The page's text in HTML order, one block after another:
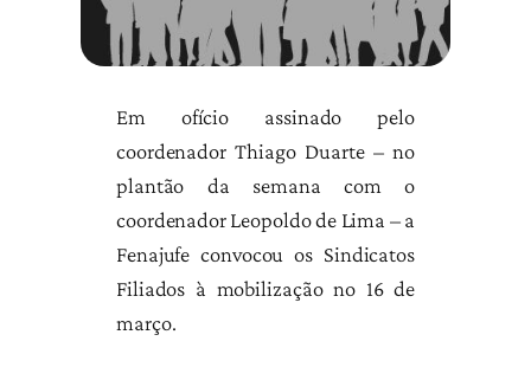
Em ofício assinado pelo
coordenador Thiago Duarte – no
plantão da semana com o
coordenador Leopoldo de Lima – a
Fenajufe convocou os Sindicatos
Filiados à mobilização no 16 de
março.